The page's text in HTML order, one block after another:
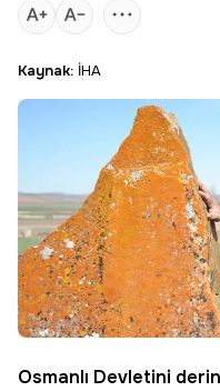
Kaynak: İHA
Osmanlı Devletini